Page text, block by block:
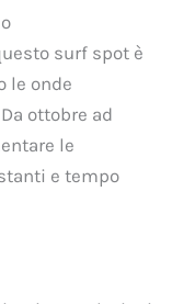
surf spot è
le onde
ottobre ad
le
e tempo